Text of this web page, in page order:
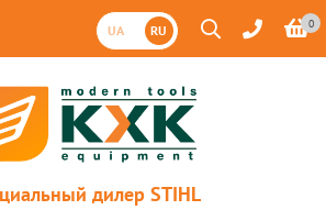
UA RU 0
дилер STIHL